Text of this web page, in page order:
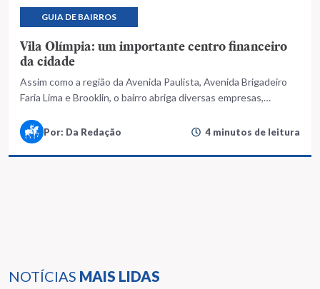
NOTÍCIAS MAIS LIDAS
GUIA DE BAIRROS
Vila Olímpia: um importante centro financeiro
da cidade
Assim como a região da Avenida Paulista, Avenida Brigadeiro
Faria Lima e Brooklin, o bairro abriga diversas empresas,
Por: Da Redação 4 minutos de leitura